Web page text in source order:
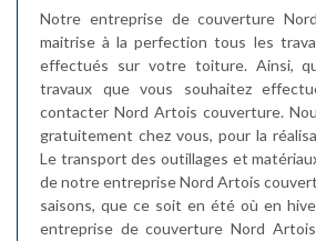
Notre entreprise de couverture
maitrise à la perfection tous les
effectués sur votre toiture. Ainsi,
travaux que vous souhaitez
contacter Nord Artois couverture.
gratuitement chez vous, pour la
Le transport des outillages et
de notre entreprise Nord Artois
saisons, que ce soit en été où en
entreprise de couverture Nord